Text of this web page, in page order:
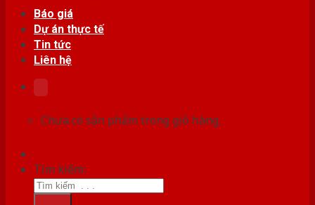
Báo giá
Dự án thực tế
Tin tức
Liên hệ
Chưa có sản phẩm trong giỏ hàng.
Tìm kiếm: